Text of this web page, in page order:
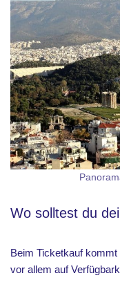
Wo solltest du
Beim Ticketkauf
vor allem auf